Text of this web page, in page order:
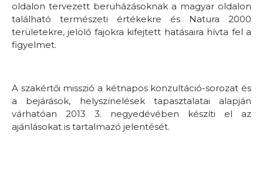
oldalon tervezett beruházásoknak a magyar oldalon
található természeti értékekre és Natura 2000
területekre, jelölő fajokra kifejtett hatásaira hívta fel a
figyelmet.
A szakértői misszió a kétnapos konzultáció-sorozat és
a bejárások, helyszínelések tapasztalatai alapján
várhatóan 2013 3. negyedévében készíti el az
ajánlásokat is tartalmazó jelentését.